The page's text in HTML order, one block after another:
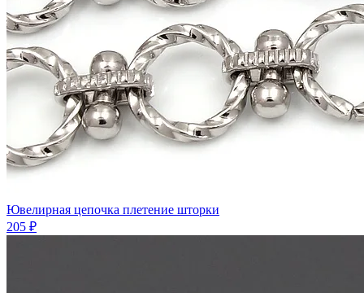
Ювелирная цепочка плетение шторки
205 ₽